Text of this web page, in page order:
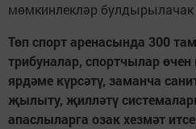
мөмкинлекләр булдырылачак
Төп спорт аренасында 300
трибуналар, спортчылар
ярдәме күрсәтү, заманча
җылыту, җилләтү
апаслыларга озак хезмәт